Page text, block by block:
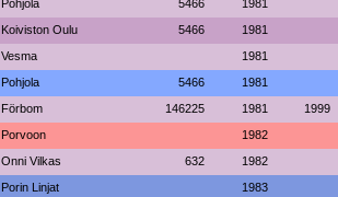
Pohjola 5466 1981
Koiviston Oulu 5466 1981
Vesma 1981
Pohjola 5466 1981
Förbom 146225 1981 1999
Porvoon 1982
Onni Vilkas 632 1982
Porin Linjat 1983